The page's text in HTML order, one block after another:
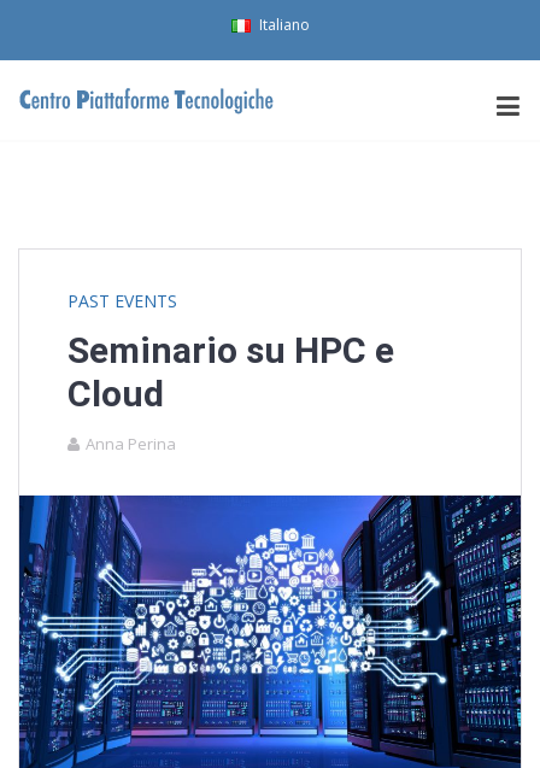
Italiano
PAST EVENTS
Seminario su HPC e
Cloud
Anna Perina